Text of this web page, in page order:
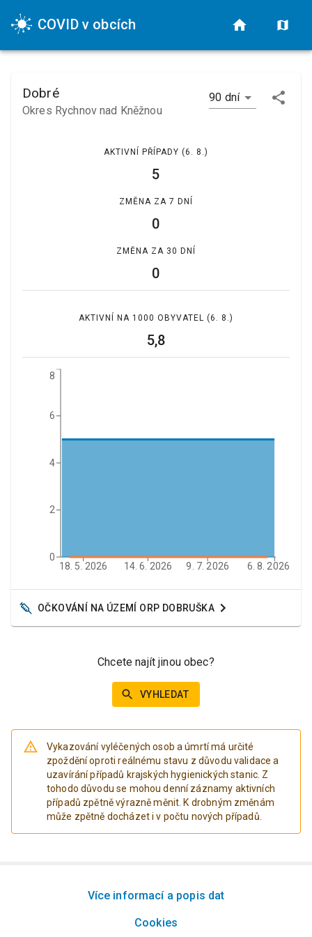
COVID v obcích
Dobré
Okres Rychnov nad Kněžnou
90 dní
AKTIVNÍ PŘÍPADY (6. 8.)
5
ZMĚNA ZA 7 DNÍ
0
ZMĚNA ZA 30 DNÍ
0
AKTIVNÍ NA 1000 OBYVATEL (6. 8.)
5,8
18. 5. 2026 14. 6. 2026 9. 7. 2026 6. 8. 2026
0
2
4
6
8
OČKOVÁNÍ NA ÚZEMÍ ORP DOBRUŠKA
Chcete najít jinou obec?
VYHLEDAT
Vykazování vyléčených osob a úmrtí má určité
zpoždění oproti reálnému stavu z důvodu validace a
uzavírání případů krajských hygienických stanic. Z
tohodo důvodu se mohou denní záznamy aktivních
případů zpětně výrazně měnit. K drobným změnám
může zpětně docházet i v počtu nových případů.
Více informací a popis dat
Cookies